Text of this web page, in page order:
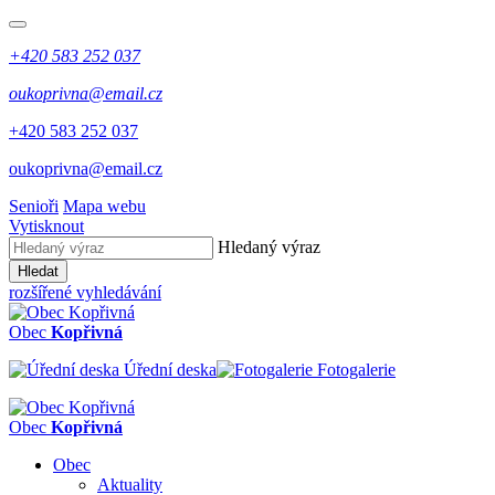
+420 583 252 037
oukoprivna@email.cz
+420 583 252 037
oukoprivna@email.cz
Senioři Mapa webu
Vytisknout
Hledaný výraz
Hledat
rozšířené vyhledávání
Obec Kopřivná
Úřední deska
Fotogalerie
Obec Kopřivná
Obec
Aktuality